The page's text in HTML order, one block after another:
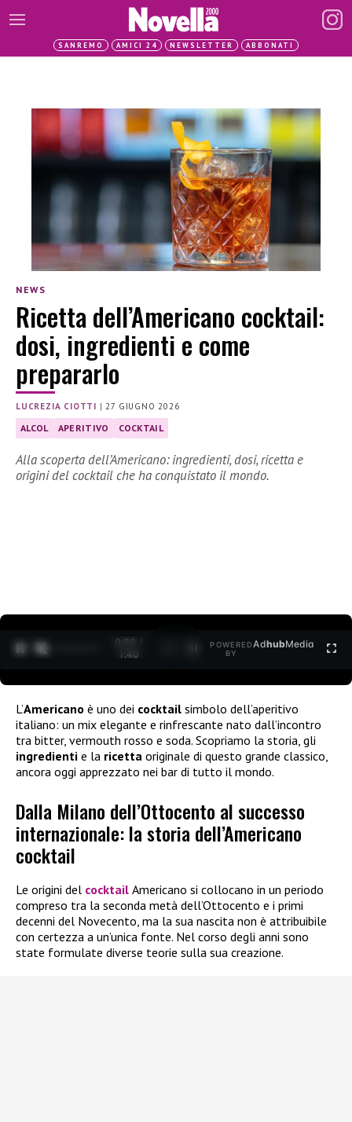
SANREMO AMICI 24 NEWSLETTER ABBONATI
NEWS
Ricetta dell’Americano cocktail:
dosi, ingredienti e come
prepararlo
LUCREZIA CIOTTI |27 GIUGNO 2026
ALCOL APERITIVO COCKTAIL
Alla scoperta dell’Americano: ingredienti, dosi, ricetta e
origini del cocktail che ha conquistato il mondo.
0:30 /
1:40
POWERED
BY
AdhubMedia
L’Americano è uno dei cocktail simbolo dell’aperitivo
italiano: un mix elegante e rinfrescante nato dall’incontro
tra bitter, vermouth rosso e soda. Scopriamo la storia, gli
ingredienti e la ricetta originale di questo grande classico,
ancora oggi apprezzato nei bar di tutto il mondo.
Dalla Milano dell’Ottocento al successo
internazionale: la storia dell’Americano
cocktail
Le origini del cocktail Americano si collocano in un periodo
compreso tra la seconda metà dell’Ottocento e i primi
decenni del Novecento, ma la sua nascita non è attribuibile
con certezza a un’unica fonte. Nel corso degli anni sono
state formulate diverse teorie sulla sua creazione.